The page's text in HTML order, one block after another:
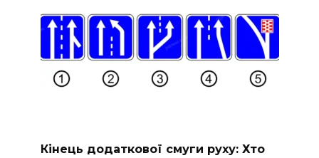
Кінець додаткової смуги руху: Хто